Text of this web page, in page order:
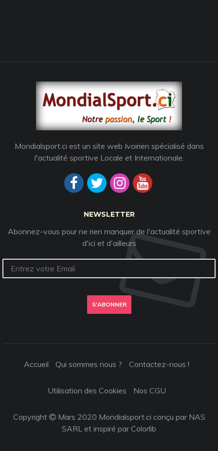
Mondialsport.ci est un site web Ivoirien spécialisé dans
l'actualité sportive Locale et Internationale.
NEWSLETTER
Abonnez-vous pour ne rien manquer de l'actualité sportive
d'ici et d'ailleurs
S'ABONNER
Accueil Qui sommes nous ? Contactez-nous !
Utilisation des Cookies Nos CGU
Copyright
Mars 2020 Mondialsport.ci conçu par NAS
SARL et inspiré parColorlib